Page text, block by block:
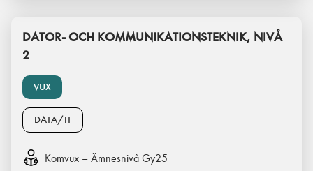
VUX
DATOR- OCH KOMMUNIKATIONSTEKNIK, NIVÅ
2
DATA/IT
Komvux – Ämnesnivå Gy25